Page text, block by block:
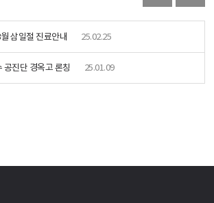
삼일절 진료안내 25.02.25
공진단 경옥고 론칭 25.01.09